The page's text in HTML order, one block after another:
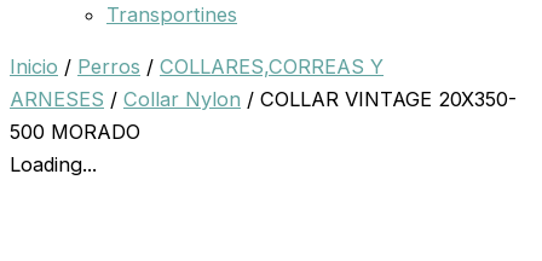
Transportines
Inicio / Perros / COLLARES,CORREAS Y
ARNESES / Collar Nylon / COLLAR VINTAGE 20X350-
500 MORADO
Loading...